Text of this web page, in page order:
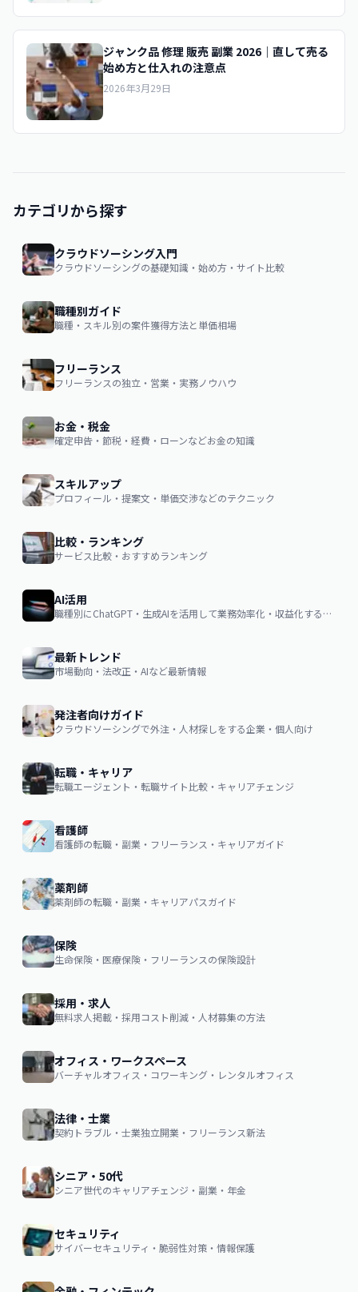
ジャンク品 修理 販売 副業 2026｜直して売る
始め方と仕入れの注意点
2026年3月29日
カテゴリから探す
クラウドソーシング入門
クラウドソーシングの基礎知識・始め方・サイト比較
職種別ガイド
職種・スキル別の案件獲得方法と単価相場
フリーランス
フリーランスの独立・営業・実務ノウハウ
お金・税金
確定申告・節税・経費・ローンなどお金の知識
スキルアップ
プロフィール・提案文・単価交渉などのテクニック
比較・ランキング
サービス比較・おすすめランキング
AI活用
職種別にChatGPT・生成AIを活用して業務効率化・収益化するノウハウ
最新トレンド
市場動向・法改正・AIなど最新情報
発注者向けガイド
クラウドソーシングで外注・人材探しをする企業・個人向け
転職・キャリア
転職エージェント・転職サイト比較・キャリアチェンジ
看護師
看護師の転職・副業・フリーランス・キャリアガイド
薬剤師
薬剤師の転職・副業・キャリアパスガイド
保険
生命保険・医療保険・フリーランスの保険設計
採用・求人
無料求人掲載・採用コスト削減・人材募集の方法
オフィス・ワークスペース
バーチャルオフィス・コワーキング・レンタルオフィス
法律・士業
契約トラブル・士業独立開業・フリーランス新法
シニア・50代
シニア世代のキャリアチェンジ・副業・年金
セキュリティ
サイバーセキュリティ・脆弱性対策・情報保護